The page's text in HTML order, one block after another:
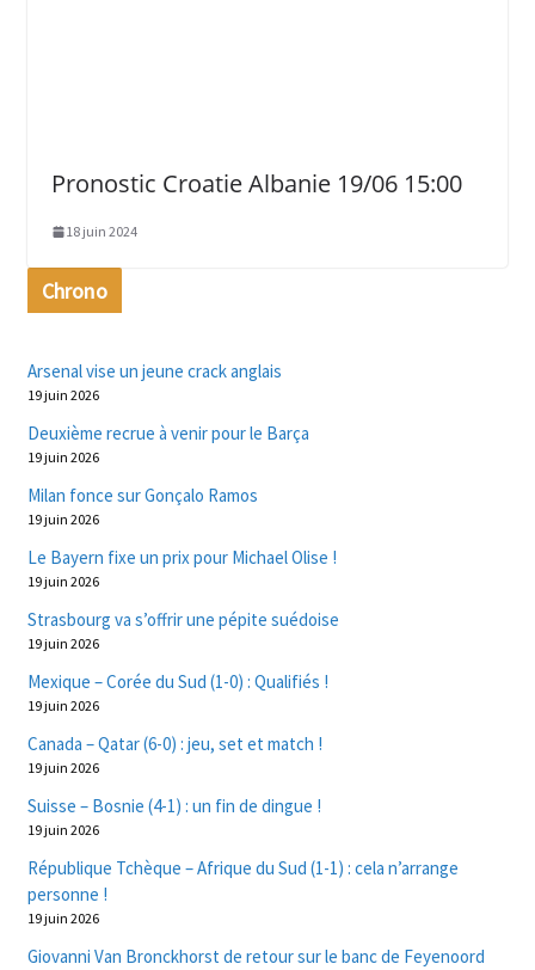
Pronostic Croatie Albanie 19/06 15:00
18 juin 2024
Chrono
Arsenal vise un jeune crack anglais
19 juin 2026
Deuxième recrue à venir pour le Barça
19 juin 2026
Milan fonce sur Gonçalo Ramos
19 juin 2026
Le Bayern fixe un prix pour Michael Olise !
19 juin 2026
Strasbourg va s’offrir une pépite suédoise
19 juin 2026
Mexique – Corée du Sud (1-0) : Qualifiés !
19 juin 2026
Canada – Qatar (6-0) : jeu, set et match !
19 juin 2026
Suisse – Bosnie (4-1) : un fin de dingue !
19 juin 2026
République Tchèque – Afrique du Sud (1-1) : cela n’arrange
personne !
19 juin 2026
Giovanni Van Bronckhorst de retour sur le banc de Feyenoord